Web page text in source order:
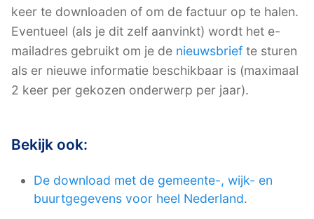
keer te downloaden of om de factuur op te halen.
Eventueel (als je dit zelf aanvinkt) wordt het e-
mailadres gebruikt om je de nieuwsbrief te sturen
als er nieuwe informatie beschikbaar is (maximaal
2 keer per gekozen onderwerp per jaar).
Bekijk ook:
De download met de gemeente-, wijk- en
buurtgegevens voor heel Nederland.